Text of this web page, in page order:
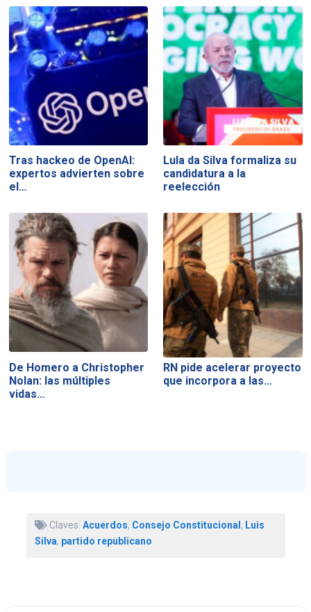
Tras hackeo de OpenAI:
expertos advierten sobre
el…
Lula da Silva formaliza su
candidatura a la
reelección
De Homero a Christopher
Nolan: las múltiples
vidas…
RN pide acelerar proyecto
que incorpora a las…
Claves: Acuerdos, Consejo Constitucional , Luis
Silva, partido republicano